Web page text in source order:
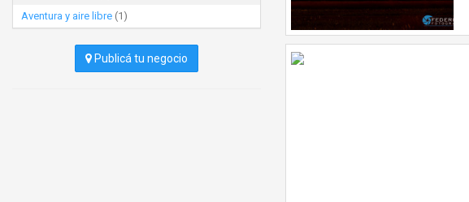
Aventura y aire libre (1)
Publicá tu negocio